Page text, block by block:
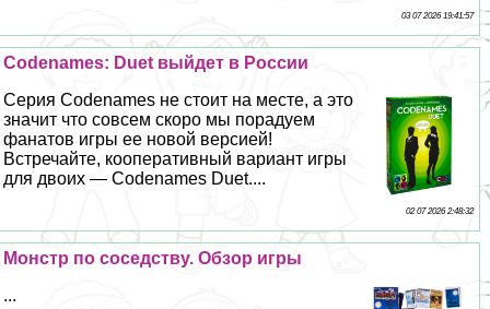
03 07 2026 19:41:57
Codenames: Duet выйдет в России
Серия Codenames не стоит на месте, а это
значит что совсем скоро мы порадуем
фанатов игры ее новой версией!
Встречайте, кооперативный вариант игры
для двоих — Codenames Duet....
02 07 2026 2:48:32
Монстр по соседству. Обзор игры
...